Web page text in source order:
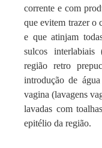
corrente e com
que evitem trazer o
e que atinjam
sulcos interlabiais
região retro
introdução de
vagina (lavagens
lavadas com
epitélio da região.